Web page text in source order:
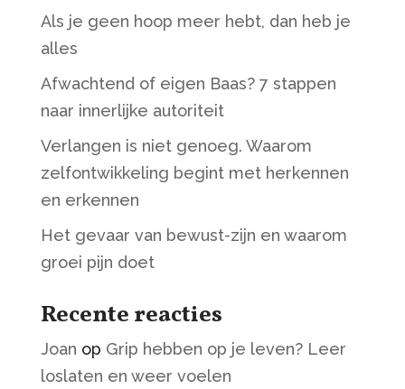
Als je geen hoop meer hebt, dan heb je
alles
Afwachtend of eigen Baas? 7 stappen
naar innerlijke autoriteit
Verlangen is niet genoeg. Waarom
zelfontwikkeling begint met herkennen
en erkennen
Het gevaar van bewust-zijn en waarom
groei pijn doet
Recente reacties
Joan op Grip hebben op je leven? Leer
loslaten en weer voelen